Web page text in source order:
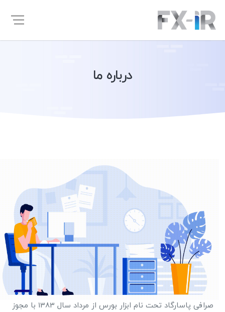
درباره ما
صرافی پاسارگاد تحت نام ابزار بورس از مرداد سال 1383 با مجوز